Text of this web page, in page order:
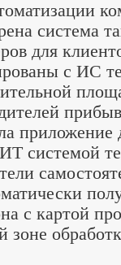
система
для
с ИС
приложение
системой
с картой
зоне